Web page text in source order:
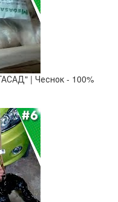
| Чеснок - 100%